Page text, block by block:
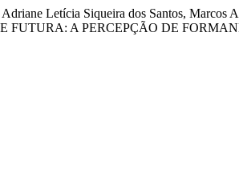
Adriane Letícia Siqueira dos Santos,
FUTURA: A PERCEPÇÃO DE